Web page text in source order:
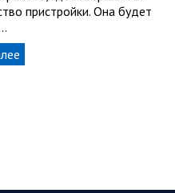
пристройки. Она будет